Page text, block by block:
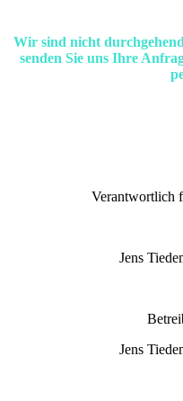
Wir sind nicht
senden Sie uns Ihre
Verantwortlich
Jens
Jens